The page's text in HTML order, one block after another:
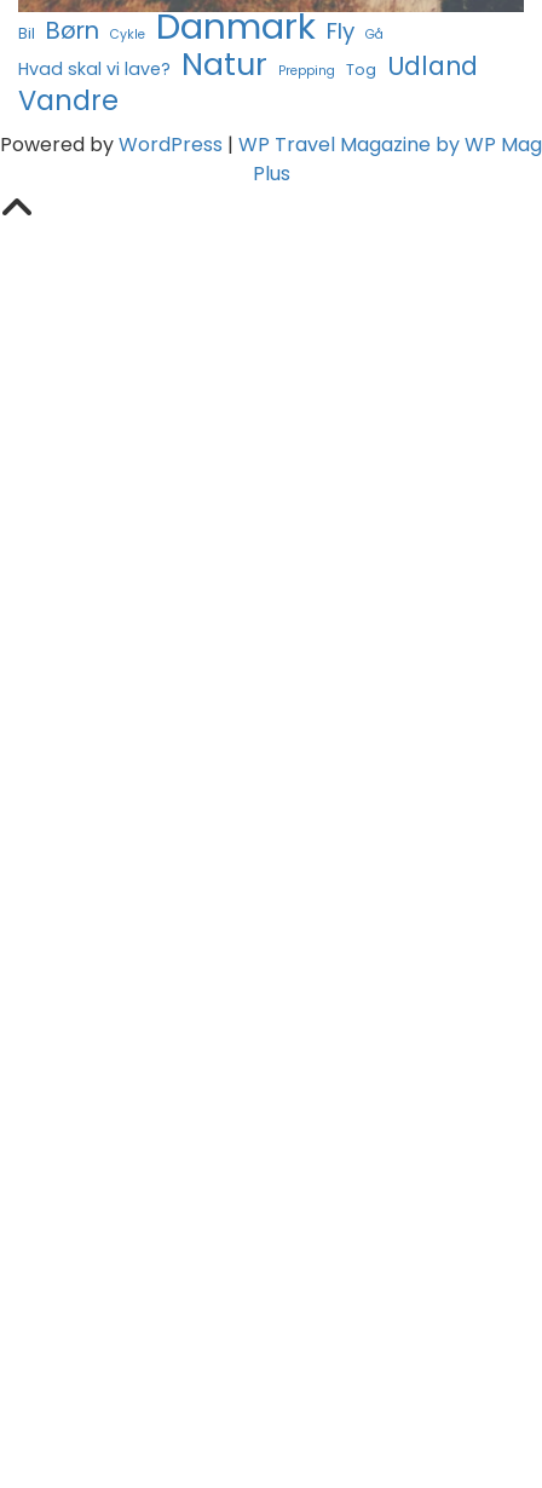
Bil Børn Cykle Danmark Fly Gå
Hvad skal vi lave? Natur Prepping Tog Udland
Vandre
Powered byWordPress | WP Travel Magazine by WP Mag
Plus